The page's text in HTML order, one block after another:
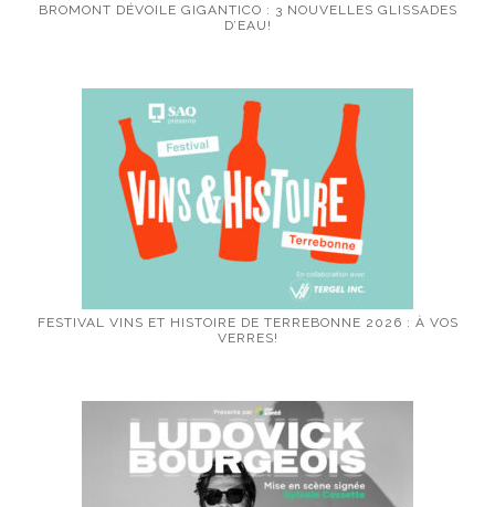
BROMONT DÉVOILE GIGANTICO : 3 NOUVELLES GLISSADES
D’EAU!
FESTIVAL VINS ET HISTOIRE DE TERREBONNE 2026 : À VOS
VERRES!